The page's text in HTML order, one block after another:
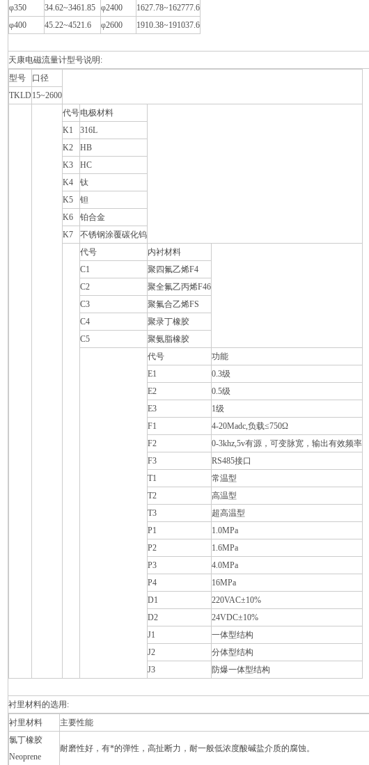
φ350
34.62~3461.85 φ2400
1627.78~162777.6
φ400
45.22~4521.6 φ2600 1910.38~191037.6
天康电磁流量计型号说明:
型号
口径
TKLD15~2600
代号电极材料
K1
316L
K2
HB
K3
HC
K4
钛
K5
钽
K6
铂合金
K7
不锈钢涂覆碳化钨
代号
内衬材料
C1
聚四氟乙烯F4
C2
聚全氟乙丙烯F46
C3
聚氟合乙烯FS
C4
聚录丁橡胶
C5
聚氨脂橡胶
代号
功能
E1
0.3级
E2
0.5级
E3
1级
F1
4-20Madc,负载≤750Ω
F2
0-3khz,5v有源，可变脉宽，输出有效频率
F3
RS485接口
T1
常温型
T2
高温型
T3
超高温型
P1
1.0MPa
P2
1.6MPa
P3
4.0MPa
P4
16MPa
D1
220VAC±10%
D2
24VDC±10%
J1
一体型结构
J2
分体型结构
J3
防爆一体型结构
衬里材料的选用:
衬里材料
主要性能
氯丁橡胶
Neoprene
耐磨性好，有*的弹性，高扯断力，耐一般低浓度酸碱盐介质的腐蚀。